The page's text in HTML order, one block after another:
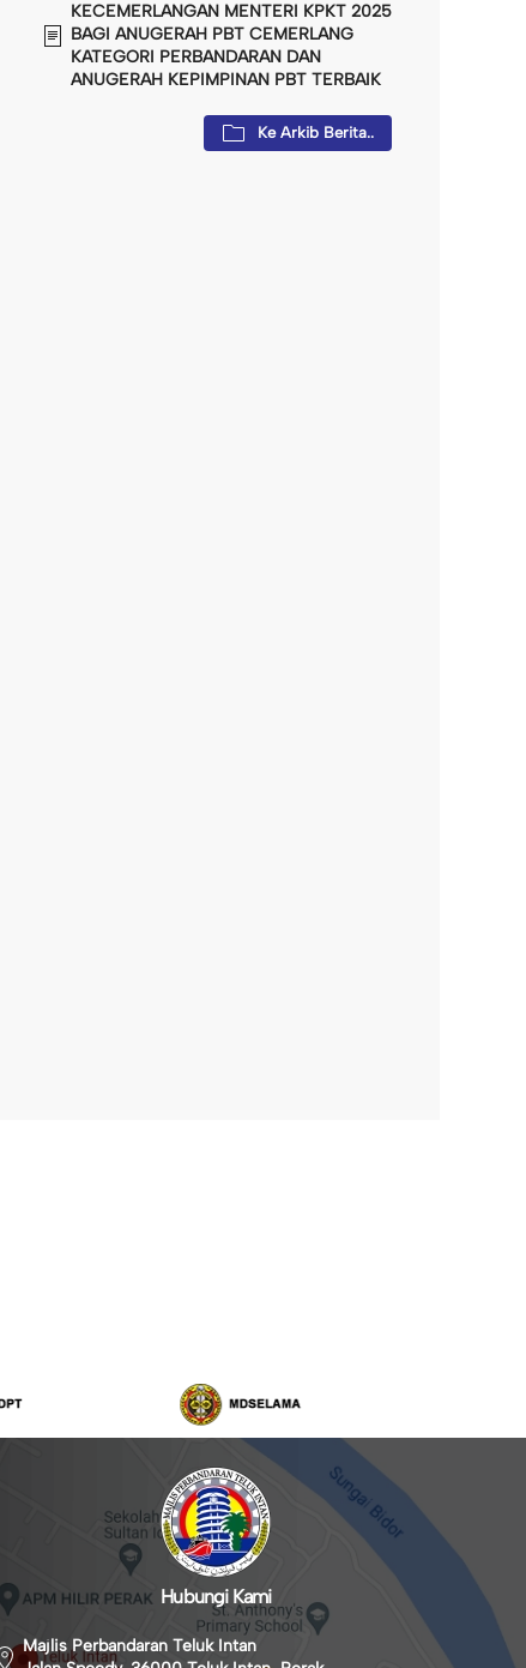
KECEMERLANGAN MENTERI KPKT 2025
BAGI ANUGERAH PBT CEMERLANG
KATEGORI PERBANDARAN DAN
ANUGERAH KEPIMPINAN PBT TERBAIK
Ke Arkib Berita..
Hubungi Kami
Majlis Perbandaran Teluk Intan